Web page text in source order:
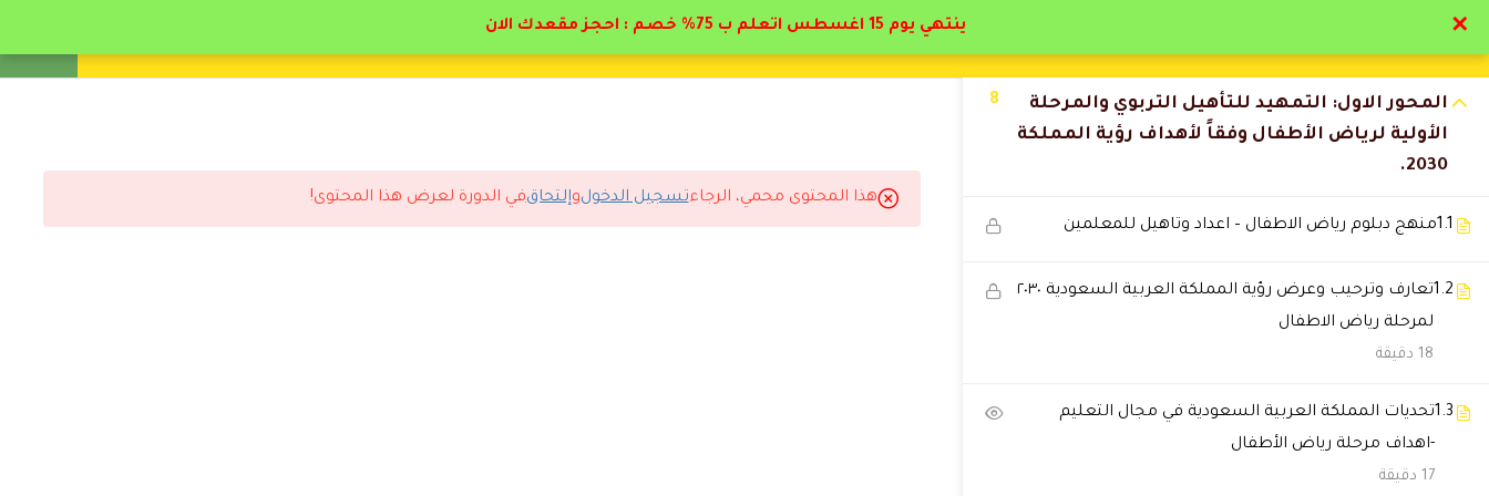
تحقق
المحور الاول: التمهيد للتأهيل التربوي والمرحلة
الأولية لرياض الأطفال وفقاً لأهداف رؤية المملكة
2030.
8
1.1منهج دبلوم رياض الاطفال – اعداد وتاهيل للمعلمين
1.2
تعارف وترحيب وعرض رؤية المملكة العربية السعودية ٢٠٣٠
لمرحلة رياض الاطفال
18 دقيقة
1.3تحديات المملكة العربية السعودية في مجال التعليم
-اهداف مرحلة رياض الأطفال
17 دقيقة
هذا المحتوى محمي، الرجاءتسجيل الدخولوإلتحاقفي الدورة لعرض هذا المحتوى!
عبدالله الحربي 2026-07-12 12:35 ص
ينتهي يوم 15 اغسطس اتعلم ب 75% خصم : احجز مقعدك الان ✕